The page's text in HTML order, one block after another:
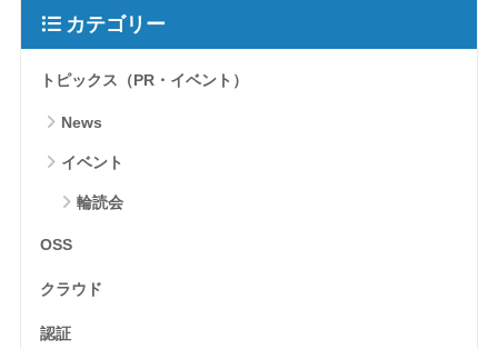
カテゴリー
トピックス（PR・イベント）
News
イベント
輪読会
OSS
クラウド
認証